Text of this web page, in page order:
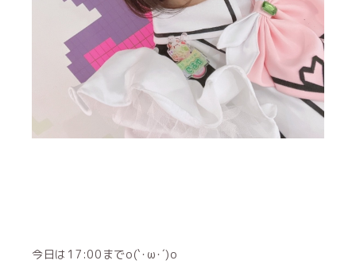
今日は17:00までo(`･ω･´)o